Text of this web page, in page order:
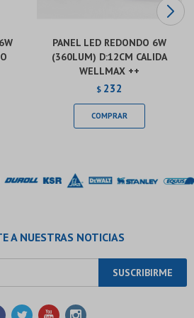
PANEL LED REDONDO 6W
(360LUM) D:12CM CALIDA
WELLMAX ++
$ 232
A NUESTRAS NOTICIAS
SUSCRIBIRME
  